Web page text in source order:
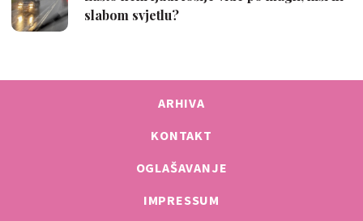
ARHIVA
KONTAKT
OGLAŠAVANJE
IMPRESSUM